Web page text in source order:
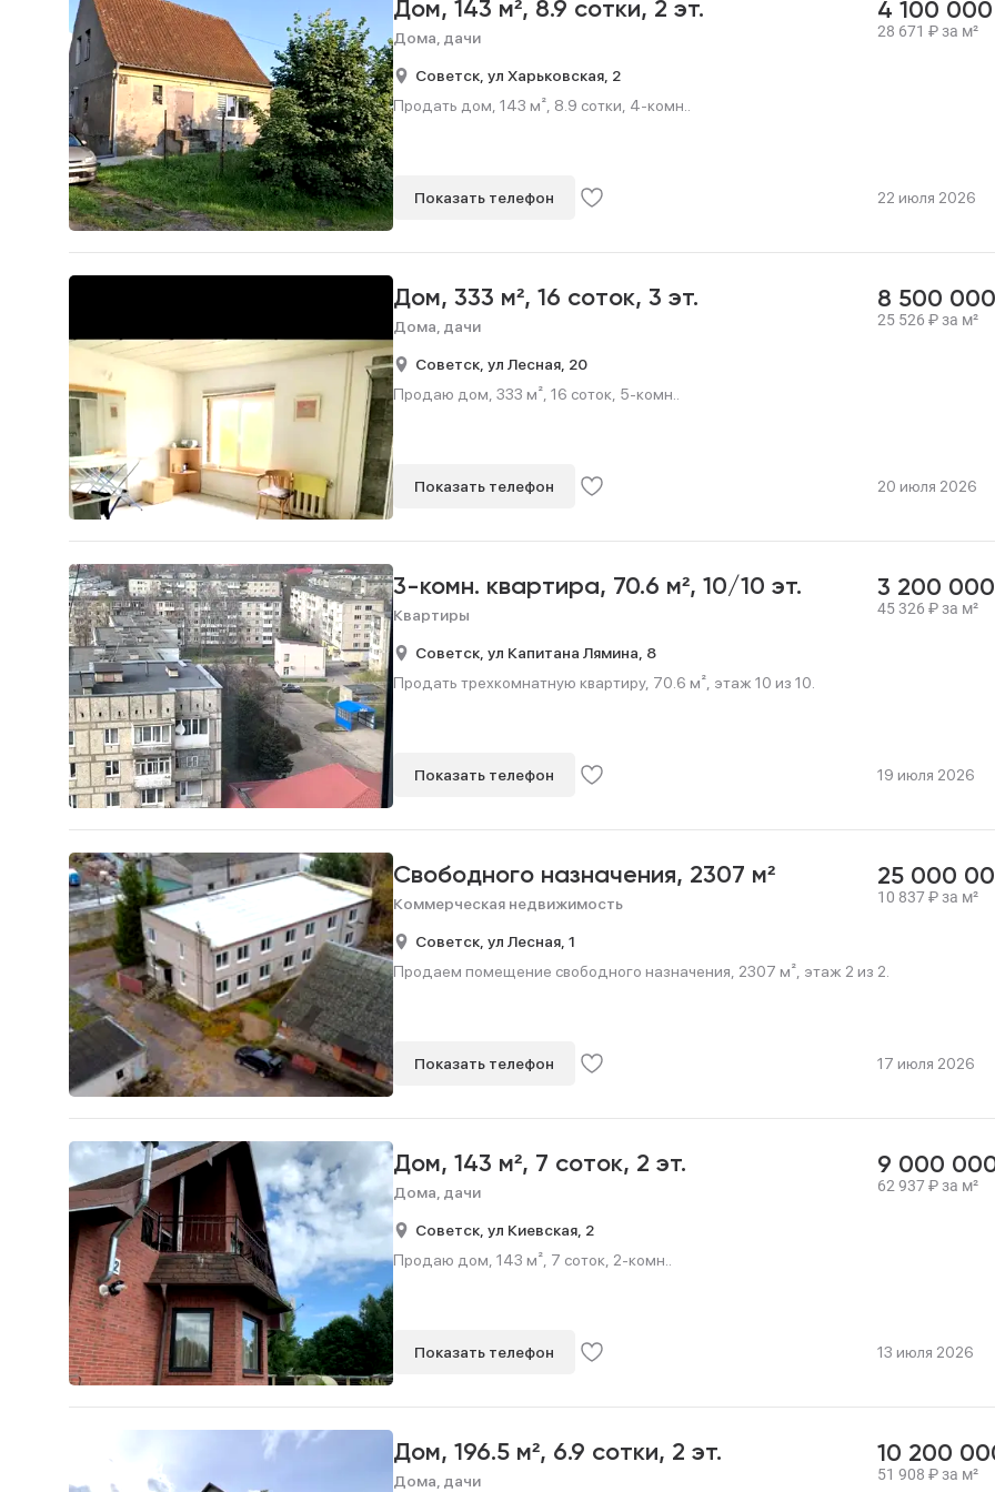
Дом, 143 м², 8.9 сотки, 2 эт.
Дома, дачи
4 100 000
28 671 ₽за м²
Советск, ул Харьковская, 2
Продать дом, 143 м², 8.9 сотки, 4-комн..
Показать телефон 22 июля 2026
Дом, 333 м², 16 соток, 3 эт.
Дома, дачи
8 500 000
25 526 ₽за м²
Советск, ул Лесная, 20
Продаю дом, 333 м², 16 соток, 5-комн..
Показать телефон 20 июля 2026
3-комн. квартира, 70.6 м², 10/10 эт.
Квартиры
3 200 000
45 326 ₽за м²
Советск, ул Капитана Лямина, 8
Продать трехкомнатную квартиру, 70.6 м², этаж 10 из 10.
Показать телефон 19 июля 2026
Свободного назначения, 2307 м²
Коммерческая недвижимость
25 000
10 837₽за м²
Советск, ул Лесная, 1
Продаем помещение свободного назначения, 2307 м², этаж 2 из 2.
Показать телефон 17 июля 2026
Дом, 143 м², 7 соток, 2 эт.
Дома, дачи
9 000
62 937₽за м²
Советск, ул Киевская, 2
Продаю дом, 143 м², 7 соток, 2-комн..
Показать телефон 13 июля 2026
Дом, 196.5 м², 6.9 сотки, 2 эт.
Дома, дачи
10 200
51 908 ₽за м²